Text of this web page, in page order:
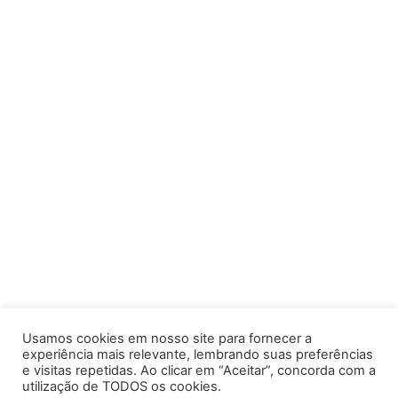
Usamos cookies em nosso site para fornecer a
experiência mais relevante, lembrando suas preferências
e visitas repetidas. Ao clicar em “Aceitar”, concorda com a
utilização de TODOS os cookies.